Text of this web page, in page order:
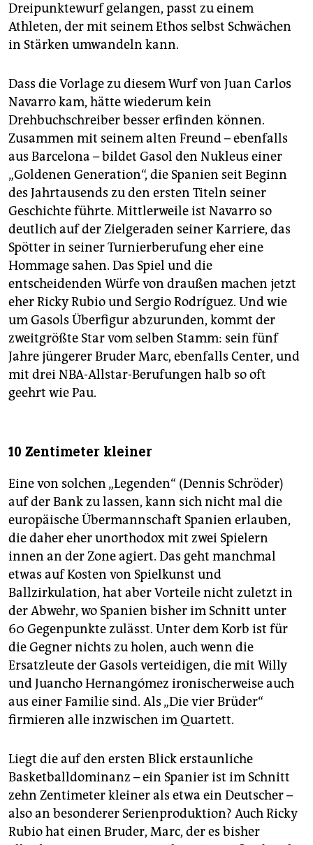
Dreipunktewurf gelangen, passt zu einem
Athleten, der mit seinem Ethos selbst Schwächen
in Stärken umwandeln kann.
Dass die Vorlage zu diesem Wurf von Juan Carlos
Navarro kam, hätte wiederum kein
Drehbuchschreiber besser erfinden können.
Zusammen mit seinem alten Freund – ebenfalls
aus Barcelona – bildet Gasol den Nukleus einer
„Goldenen Generation“, die Spanien seit Beginn
des Jahrtausends zu den ersten Titeln seiner
Geschichte führte. Mittlerweile ist Navarro so
deutlich auf der Zielgeraden seiner Karriere, das
Spötter in seiner Turnierberufung eher eine
Hommage sahen. Das Spiel und die
entscheidenden Würfe von draußen machen jetzt
eher Ricky Rubio und Sergio Rodríguez. Und wie
um Gasols Überfigur abzurunden, kommt der
zweitgrößte Star vom selben Stamm: sein fünf
Jahre jüngerer Bruder Marc, ebenfalls Center, und
mit drei NBA-Allstar-Berufungen halb so oft
geehrt wie Pau.
10 Zentimeter kleiner
Eine von solchen „Legenden“ (Dennis Schröder)
auf der Bank zu lassen, kann sich nicht mal die
europäische Übermannschaft Spanien erlauben,
die daher eher unorthodox mit zwei Spielern
innen an der Zone agiert. Das geht manchmal
etwas auf Kosten von Spielkunst und
Ballzirkulation, hat aber Vorteile nicht zuletzt in
der Abwehr, wo Spanien bisher im Schnitt unter
60 Gegenpunkte zulässt. Unter dem Korb ist für
die Gegner nichts zu holen, auch wenn die
Ersatzleute der Gasols verteidigen, die mit Willy
und Juancho Hernangómez ironischerweise auch
aus einer Familie sind. Als „Die vier Brüder“
firmieren alle inzwischen im Quartett.
Liegt die auf den ersten Blick erstaunliche
Basketballdominanz – ein Spanier ist im Schnitt
zehn Zentimeter kleiner als etwa ein Deutscher –
also an besonderer Serienproduktion? Auch Ricky
Rubio hat einen Bruder, Marc, der es bisher